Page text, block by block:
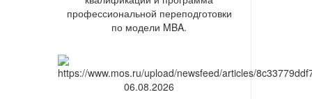
профессиональной переподготовки
по модели MBA.
06.08.2026